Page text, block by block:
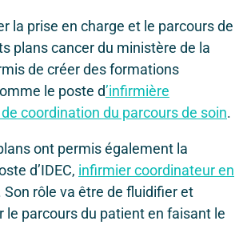
la prise en charge et le parcours de
plans cancer du ministère de la
de créer des formations
le poste d’infirmière
coordination du parcours de soin.
ont permis également la
d’IDEC, infirmier coordinateur en
Son rôle va être de fluidifier et
le parcours du patient en faisant le